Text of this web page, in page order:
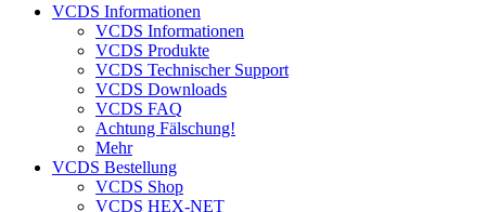
VCDS Informationen
VCDS Informationen
VCDS Produkte
VCDS Technischer Support
VCDS Downloads
VCDS FAQ
Achtung Fälschung!
Mehr
VCDS Bestellung
VCDS Shop
VCDS HEX-NET